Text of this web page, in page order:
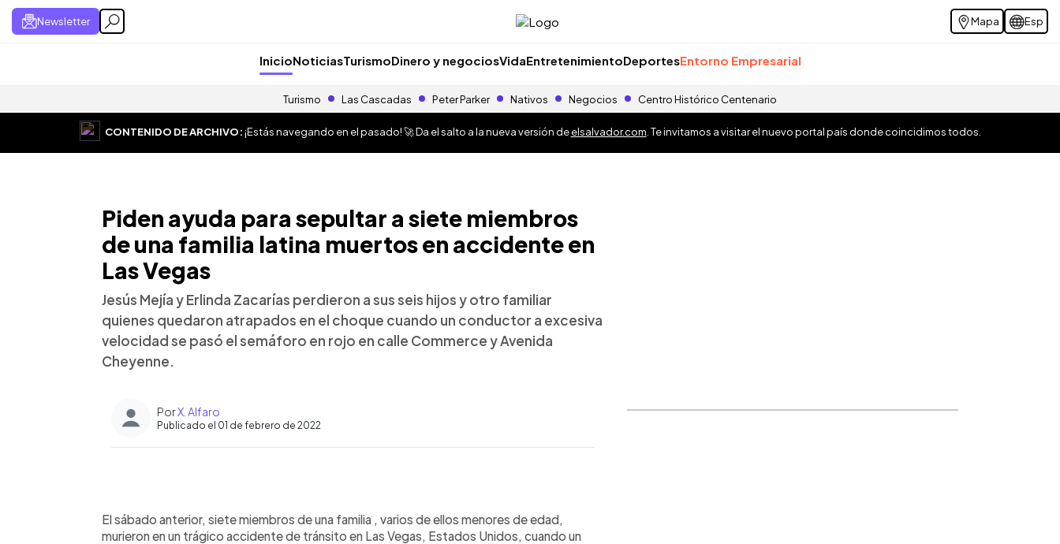
Newsletter Mapa Esp
InicioNoticiasTurismoDinero y negociosVidaEntretenimientoDeportesEntorno Empresarial
Turismo Las Cascadas Peter Parker Nativos Negocios Centro Histórico Centenario
CONTENIDO DE ARCHIVO:¡Estás navegando en el pasado! 🚀 Da el salto a la nueva versión deelsalvador.com . Te invitamos a visitar el nuevo portal país donde coincidimos todos.
Piden ayuda para sepultar a siete miembros
de una familia latina muertos en accidente en
Las Vegas
Jesús Mejía y Erlinda Zacarías perdieron a sus seis hijos y otro familiar
quienes quedaron atrapados en el choque cuando un conductor a excesiva
velocidad se pasó el semáforo en rojo en calle Commerce y Avenida
Cheyenne.
PorX. Alfaro
Publicado el 01 de febrero de 2022
Escuchar artículo
El sábado anterior, siete miembros de una familia , varios de ellos menores de edad,
murieron en un trágico accidente de tránsito en Las Vegas, Estados Unidos, cuando un